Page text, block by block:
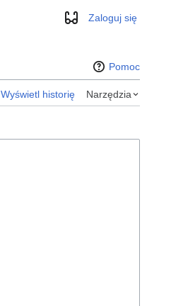
WyglądZaloguj się
Pomoc
Wyświetl historię Narzędzia